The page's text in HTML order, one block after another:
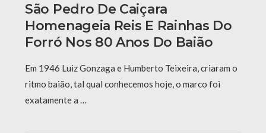
São Pedro De Caiçara
Homenageia Reis E Rainhas Do
Forró Nos 80 Anos Do Baião
Em 1946 Luiz Gonzaga e Humberto Teixeira, criaram o
ritmo baião, tal qual conhecemos hoje, o marco foi
exatamente a …